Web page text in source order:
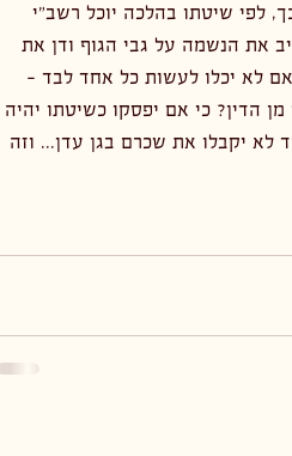
לפי שיטתו בהלכה יוכל רשב"י
את הנשמה על גבי הגוף ודן את
לא יכלו לעשות כל אחד לבד -
הדין? כי אם יפסקו כשיטתו יהיה
לא יקבלו את שכרם בגן עדן... וזה